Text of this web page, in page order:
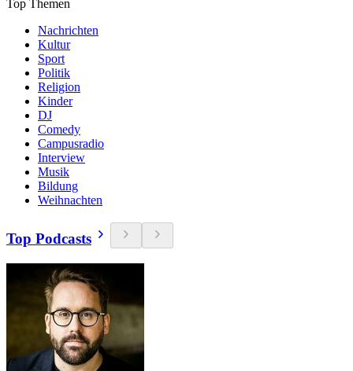
Top Themen
Nachrichten
Kultur
Sport
Politik
Religion
Kinder
DJ
Comedy
Campusradio
Interview
Musik
Bildung
Weihnachten
Top Podcasts